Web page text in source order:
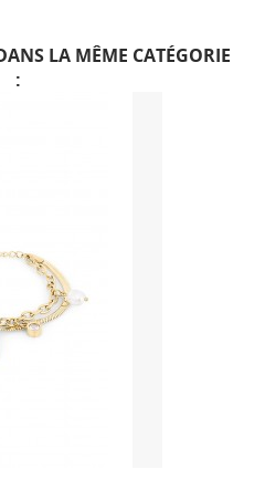
LA MÊME CATÉGORIE
: